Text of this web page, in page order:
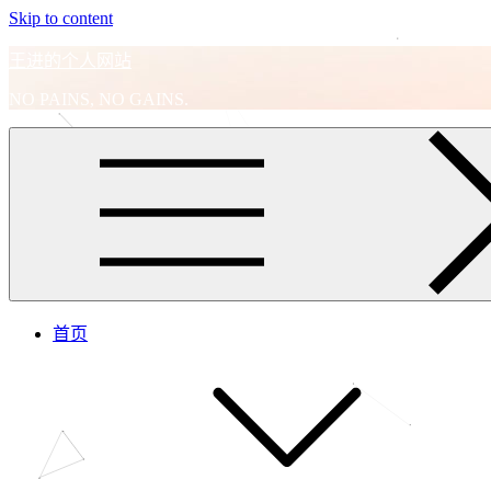
Skip to content
王进的个人网站
NO PAINS, NO GAINS.
首页